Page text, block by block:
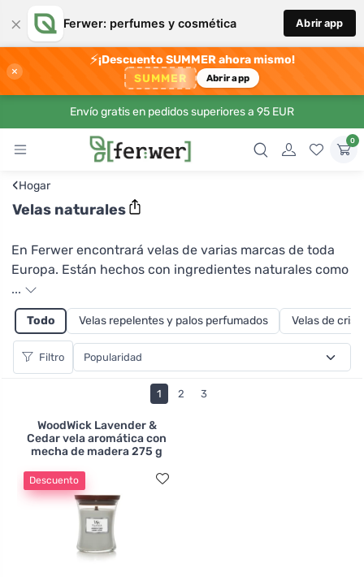
× Ferwer: perfumes y cosmética Abrir app
×
⚡¡Descuento SUMMER ahora mismo!
SUMMER Abrir app
Envío gratis en pedidos superiores a 95 EUR
0
‹Hogar
Velas naturales
En Ferwer encontrará velas de varias marcas de toda
Europa. Están hechos con ingredientes naturales como
la cera de soja. Es de origen vegetal, arde lenta y
uniformemente y no requiere altas temperaturas para
arder. Por lo tanto, no hay riesgo de quemaduras y, en
caso de que gotee, se puede limpiar fácilmente con un
paño humedecido en agua caliente. Las velas están
disponibles en tarros transparentes y negros, así como
en tarros de metal. Encontrarás muchas formas, aromas
y tipos de velas diferentes, sólo tienes que elegir la que
mejor se adapte a ti o a tu hogar. Y si quieres hacer tu
...
Todo Velas repelentes y palos perfumados Velas de
Filtro
1 2 3
WoodWick Lavender &
Cedar vela aromática con
mecha de madera 275 g
Descuento